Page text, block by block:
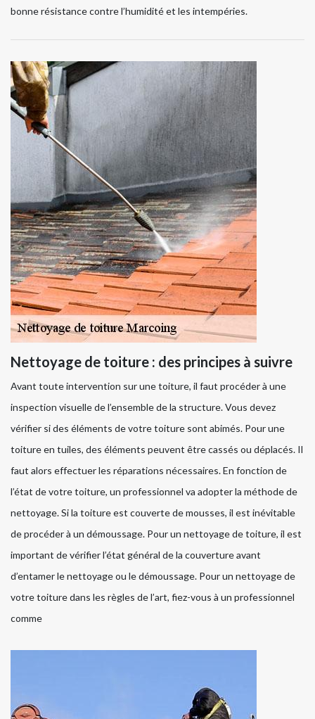
bonne résistance contre l’humidité et les intempéries.
Nettoyage de toiture : des principes à suivre
Avant toute intervention sur une toiture, il faut procéder à une
inspection visuelle de l’ensemble de la structure. Vous devez
vérifier si des éléments de votre toiture sont abimés. Pour une
toiture en tuiles, des éléments peuvent être cassés ou déplacés. Il
faut alors effectuer les réparations nécessaires. En fonction de
l’état de votre toiture, un professionnel va adopter la méthode de
nettoyage. Si la toiture est couverte de mousses, il est inévitable
de procéder à un démoussage. Pour un nettoyage de toiture, il est
important de vérifier l’état général de la couverture avant
d’entamer le nettoyage ou le démoussage. Pour un nettoyage de
votre toiture dans les règles de l’art, fiez-vous à un professionnel
comme